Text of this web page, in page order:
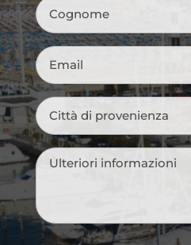
Cognome
Email
Città
di
provenienza*
Messaggio